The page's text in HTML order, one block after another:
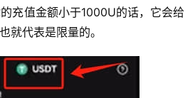
充值金额小于1000U的话，它会给
就代表是限量的。